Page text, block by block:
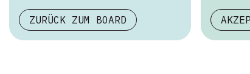
ZURÜCK ZUM BOARD